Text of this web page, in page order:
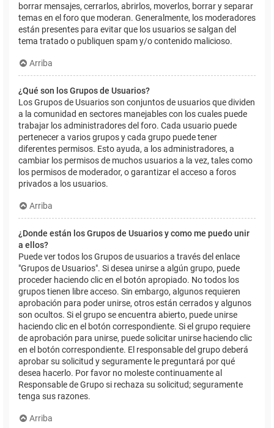
borrar mensajes, cerrarlos, abrirlos, moverlos, borrar y separar
temas en el foro que moderan. Generalmente, los moderadores
están presentes para evitar que los usuarios se salgan del
tema tratado o publiquen spam y/o contenido malicioso.
Arriba
¿Qué son los Grupos de Usuarios?
Los Grupos de Usuarios son conjuntos de usuarios que dividen
a la comunidad en sectores manejables con los cuales puede
trabajar los administradores del foro. Cada usuario puede
pertenecer a varios grupos y cada grupo puede tener
diferentes permisos. Esto ayuda, a los administradores, a
cambiar los permisos de muchos usuarios a la vez, tales como
los permisos de moderador, o garantizar el acceso a foros
privados a los usuarios.
Arriba
¿Donde están los Grupos de Usuarios y como me puedo unir
a ellos?
Puede ver todos los Grupos de usuarios a través del enlace
"Grupos de Usuarios". Si desea unirse a algún grupo, puede
proceder haciendo clic en el botón apropiado. No todos los
grupos tienen libre acceso. Sin embargo, algunos requieren
aprobación para poder unirse, otros están cerrados y algunos
son ocultos. Si el grupo se encuentra abierto, puede unirse
haciendo clic en el botón correspondiente. Si el grupo requiere
de aprobación para unirse, puede solicitar unirse haciendo clic
en el botón correspondiente. El responsable del grupo deberá
aprobar su solicitud y seguramente le preguntará por qué
desea hacerlo. Por favor no moleste continuamente al
Responsable de Grupo si rechaza su solicitud; seguramente
tenga sus razones.
Arriba